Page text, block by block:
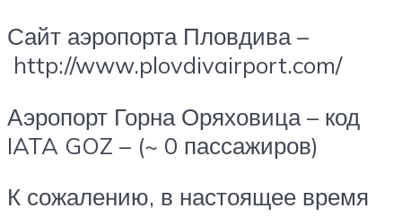
Сайт аэропорта Пловдива –
http://www.plovdivairport.com/
Аэропорт Горна Оряховица – код
IATA GOZ – (~ 0 пассажиров)
К сожалению, в настоящее время